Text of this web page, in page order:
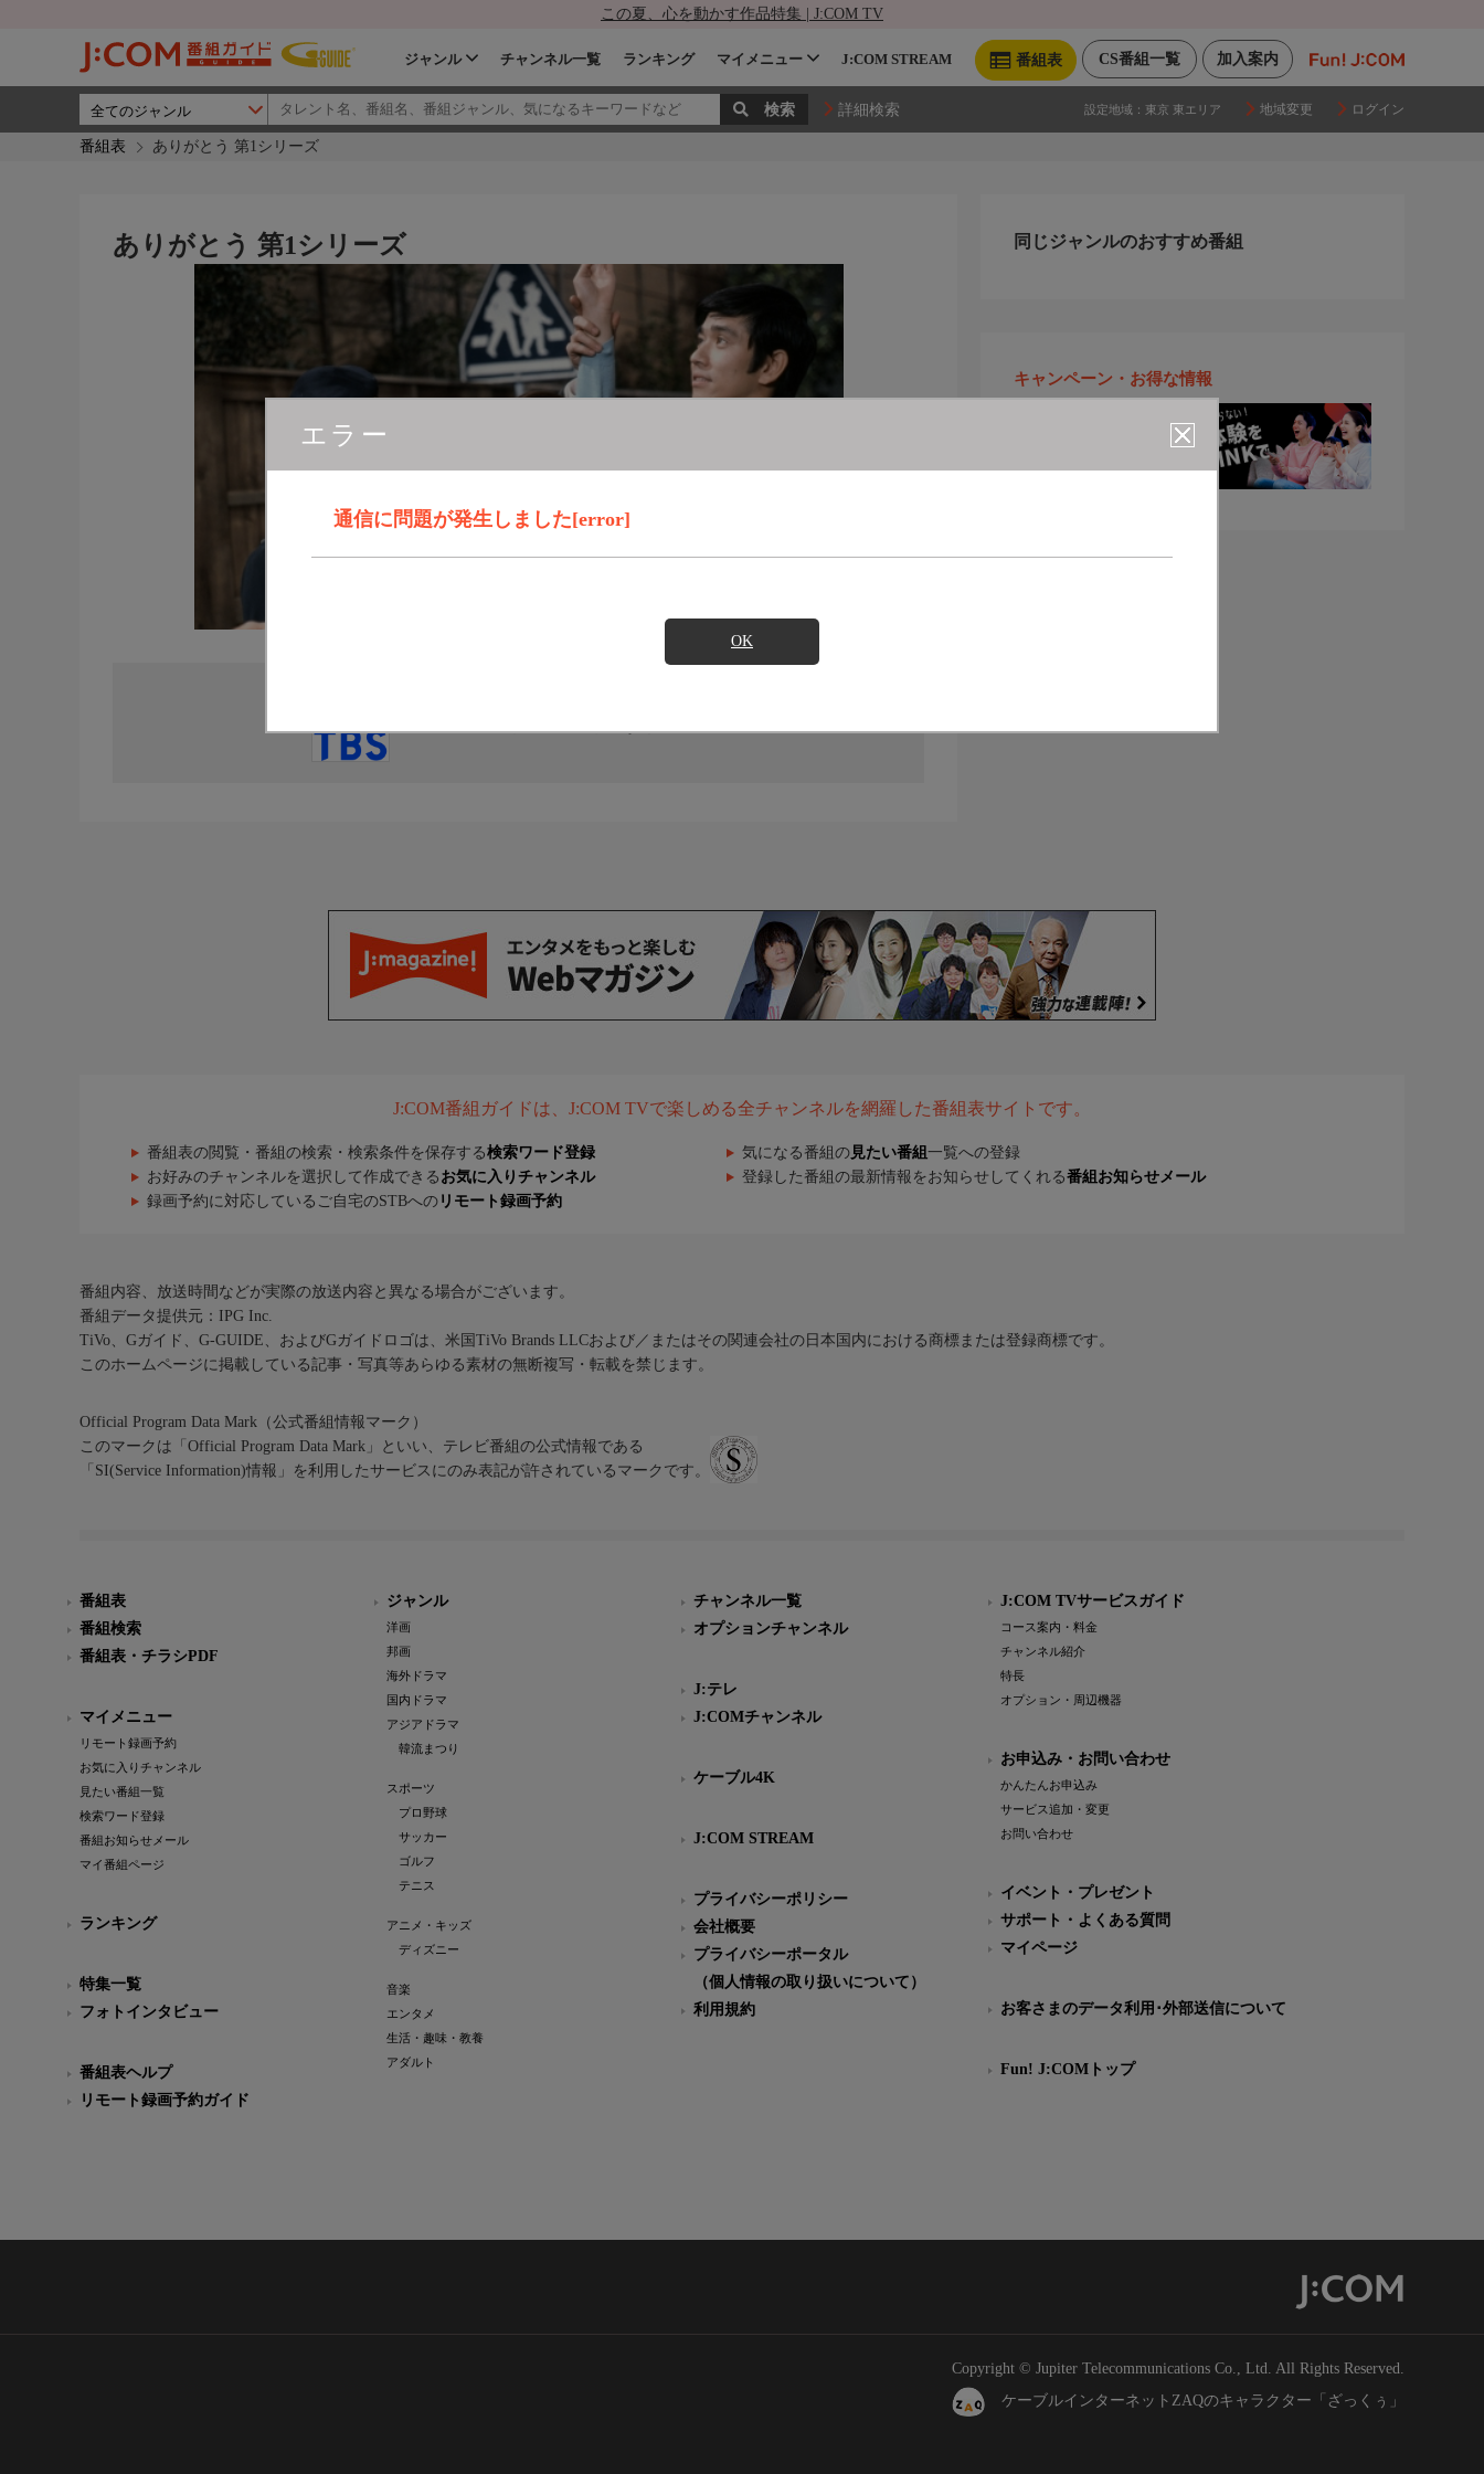
この夏、心を動かす作品特集 | J:COM TV
加入案内
CS番組一覧
番組表
ジャンル チャンネル一覧 ランキング マイメニュー J:COM STREAM
詳細検索 設定地域： 東京 東エリア 地域変更 ログイン
番組表 ありがとう 第1シリーズ
エラー
通信に問題が発生しました[error]
OK
ありがとう 第1シリーズ 同じジャンルのおすすめ番組
キャンペーン・お得な情報
J:COM番組ガイドは、J:COM TVで楽しめる全チャンネルを網羅した番組表サイトです。
番組表の閲覧・番組の検索・検索条件を保存する検索ワード登録 気になる番組の 見たい番組 一覧への登録
お好みのチャンネルを選択して作成できる お気に入りチャンネル 登録した番組の最新情報をお知らせしてくれる番組お知らせメール
録画予約に対応しているご自宅のSTBへの リモート録画予約
番組内容、放送時間などが実際の放送内容と異なる場合がございます。
番組データ提供元：IPG Inc.
TiVo、Gガイド、G-GUIDE、およびGガイドロゴは、米国TiVo Brands LLCおよび／またはその関連会社の日本国内における商標または登録商標です。
このホームページに掲載している記事・写真等あらゆる素材の無断複写・転載を禁じます。
Official Program Data Mark（公式番組情報マーク）
このマークは「Official Program Data Mark」といい、テレビ番組の公式情報である
「SI(Service Information)情報」を利用したサービスにのみ表記が許されているマークです。
番組表
番組検索
番組表・チラシPDF
マイメニュー
リモート録画予約
お気に入りチャンネル
見たい番組一覧
検索ワード登録
番組お知らせメール
マイ番組ページ
ランキング
特集一覧
フォトインタビュー
番組表ヘルプ
リモート録画予約ガイド
ジャンル
洋画
邦画
海外ドラマ
国内ドラマ
アジアドラマ
韓流まつり
スポーツ
プロ野球
サッカー
ゴルフ
テニス
アニメ・キッズ
ディズニー
音楽
エンタメ
生活・趣味・教養
アダルト
チャンネル一覧
オプションチャンネル
J:テレ
J:COMチャンネル
ケーブル4K
J:COM STREAM
プライバシーポリシー
会社概要
プライバシーポータル
（個人情報の取り扱いについて）
利用規約
J:COM TVサービスガイド
コース案内・料金
チャンネル紹介
特長
オプション・周辺機器
お申込み・お問い合わせ
かんたんお申込み
サービス追加・変更
お問い合わせ
イベント・プレゼント
サポート・よくある質問
マイページ
お客さまのデータ利用･外部送信について
Fun! J:COMトップ
Copyright © Jupiter Telecommunications Co., Ltd. All Rights Reserved.
ケーブルインターネットZAQのキャラクター「ざっくぅ」